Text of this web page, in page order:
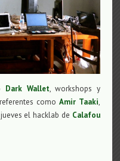
Dark Wallet, workshops y
como Amir Taaki,
el hacklab de Calafou